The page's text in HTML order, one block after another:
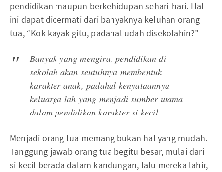
pendidikan maupun berkehidupan sehari-hari. Hal
ini dapat dicermati dari banyaknya keluhan orang
tua, “Kok kayak gitu, padahal udah disekolahin?”
Banyak yang mengira, pendidikan di
sekolah akan seutuhnya membentuk
karakter anak, padahal kenyataannya
keluarga lah yang menjadi sumber utama
dalam pendidikan karakter si kecil.
Menjadi orang tua memang bukan hal yang mudah.
Tanggung jawab orang tua begitu besar, mulai dari
si kecil berada dalam kandungan, lalu mereka lahir,